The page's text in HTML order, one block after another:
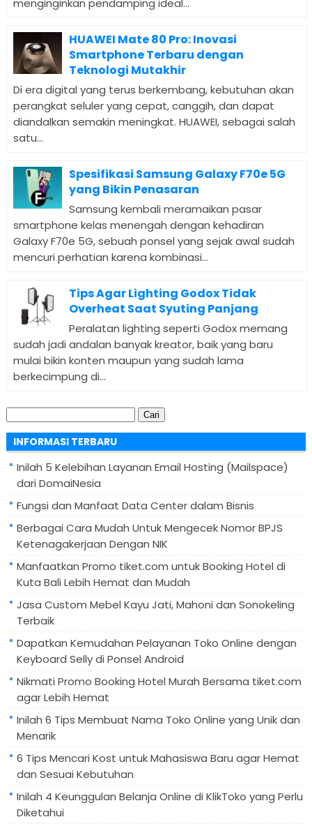
menginginkan pendamping ideal...
HUAWEI Mate 80 Pro: Inovasi
Smartphone Terbaru dengan
Teknologi Mutakhir
Di era digital yang terus berkembang, kebutuhan akan
perangkat seluler yang cepat, canggih, dan dapat
diandalkan semakin meningkat. HUAWEI, sebagai salah
satu...
Spesifikasi Samsung Galaxy F70e 5G
yang Bikin Penasaran
Samsung kembali meramaikan pasar
smartphone kelas menengah dengan kehadiran
Galaxy F70e 5G, sebuah ponsel yang sejak awal sudah
mencuri perhatian karena kombinasi...
Tips Agar Lighting Godox Tidak
Overheat Saat Syuting Panjang
Peralatan lighting seperti Godox memang
sudah jadi andalan banyak kreator, baik yang baru
mulai bikin konten maupun yang sudah lama
berkecimpung di...
untuk:
INFORMASI TERBARU
Inilah 5 Kelebihan Layanan Email Hosting (Mailspace)
dari DomaiNesia
Fungsi dan Manfaat Data Center dalam Bisnis
Berbagai Cara Mudah Untuk Mengecek Nomor BPJS
Ketenagakerjaan Dengan NIK
Manfaatkan Promo tiket.com untuk Booking Hotel di
Kuta Bali Lebih Hemat dan Mudah
Jasa Custom Mebel Kayu Jati, Mahoni dan Sonokeling
Terbaik
Dapatkan Kemudahan Pelayanan Toko Online dengan
Keyboard Selly di Ponsel Android
Nikmati Promo Booking Hotel Murah Bersama tiket.com
agar Lebih Hemat
Inilah 6 Tips Membuat Nama Toko Online yang Unik dan
Menarik
6 Tips Mencari Kost untuk Mahasiswa Baru agar Hemat
dan Sesuai Kebutuhan
Inilah 4 Keunggulan Belanja Online di KlikToko yang Perlu
Diketahui